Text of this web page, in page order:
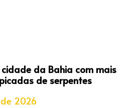
cidade da Bahia com mais
de serpentes
2026